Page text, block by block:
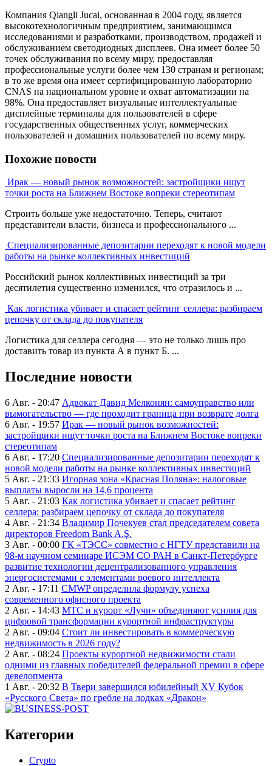
Компания Qiangli Jucai, основанная в 2004 году, является
высокотехнологичным предприятием, занимающимся
исследованиями и разработками, производством, продажей и
обслуживанием светодиодных дисплеев. Она имеет более 50
точек обслуживания по всему миру, предоставляя
профессиональные услуги более чем 130 странам и регионам;
в то же время она имеет сертифицированную лабораторию
CNAS на национальном уровне и охват автоматизации на
98%. Она предоставляет визуальные интеллектуальные
дисплейные терминалы для пользователей в сфере
государственных общественных услуг, коммерческих
пользователей и домашних пользователей по всему миру.
Похожие новости
Ирак — новый рынок возможностей: застройщики ищут
точки роста на Ближнем Востоке вопреки стереотипам
Строить больше уже недостаточно. Теперь, считают
представители власти, бизнеса и профессионального ...
Специализированные депозитарии переходят к новой модели
работы на рынке коллективных инвестиций
Российский рынок коллективных инвестиций за три
десятилетия существенно изменился, что отразилось и ...
Как логистика убивает и спасает рейтинг селлера: разбираем
цепочку от склада до покупателя
Логистика для селлера сегодня — это не только лишь про
доставить товар из пункта А в пункт Б. ...
Последние новости
6 Авг. - 20:47 Адвокат Давид Мелконян: самоуправство или
вымогательство — где проходит граница при возврате долга
6 Авг. - 19:57 Ирак — новый рынок возможностей:
застройщики ищут точки роста на Ближнем Востоке вопреки
стереотипам
6 Авг. - 17:20 Специализированные депозитарии переходят к
новой модели работы на рынке коллективных инвестиций
5 Авг. - 21:33 Игорная зона «Красная Поляна»: налоговые
выплаты выросли на 14,6 процента
5 Авг. - 21:03 Как логистика убивает и спасает рейтинг
селлера: разбираем цепочку от склада до покупателя
4 Авг. - 21:34 Владимир Почекуев стал председателем совета
директоров Freedom Bank A.Ş.
3 Авг. - 00:00 ГК «ТЭСС» совместно с НГТУ представили на
98-м научном семинаре ИСЭМ СО РАН в Санкт-Петербурге
развитие технологии децентрализованного управления
энергосистемами с элементами роевого интеллекта
2 Авг. - 17:11 CMWP определила формулу успеха
современного офисного проекта
2 Авг. - 14:43 МТС и курорт «Лучи» объединяют усилия для
цифровой трансформации курортной инфраструктуры
2 Авг. - 09:04 Стоит ли инвестировать в коммерческую
недвижимость в 2026 году?
2 Авг. - 08:24 Проекты курортной недвижимости стали
одними из главных победителей федеральной премии в сфере
девелопмента
1 Авг. - 20:32 В Твери завершился юбилейный XV Кубок
«Русского Света» по гребле на лодках «Дракон»
Категории
Crypto